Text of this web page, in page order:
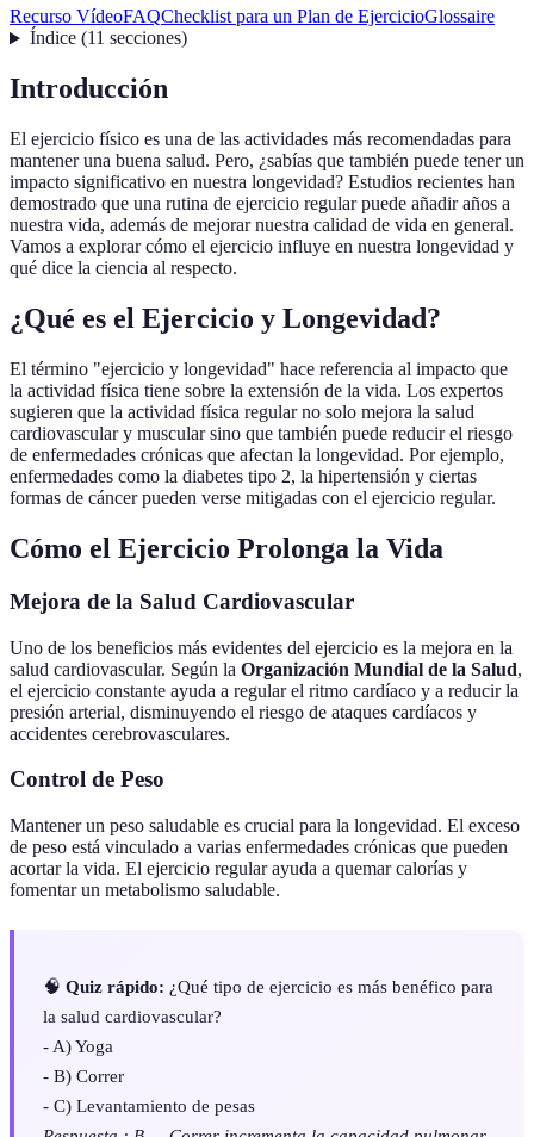
Recurso VídeoFAQChecklist para un Plan de EjercicioGlossaire
Índice(11 secciones)
Introducción
El ejercicio físico es una de las actividades más recomendadas para
mantener una buena salud. Pero, ¿sabías que también puede tener un
impacto significativo en nuestra longevidad? Estudios recientes han
demostrado que una rutina de ejercicio regular puede añadir años a
nuestra vida, además de mejorar nuestra calidad de vida en general.
Vamos a explorar cómo el ejercicio influye en nuestra longevidad y
qué dice la ciencia al respecto.
¿Qué es el Ejercicio y Longevidad?
El término "ejercicio y longevidad" hace referencia al impacto que
la actividad física tiene sobre la extensión de la vida. Los expertos
sugieren que la actividad física regular no solo mejora la salud
cardiovascular y muscular sino que también puede reducir el riesgo
de enfermedades crónicas que afectan la longevidad. Por ejemplo,
enfermedades como la diabetes tipo 2, la hipertensión y ciertas
formas de cáncer pueden verse mitigadas con el ejercicio regular.
Cómo el Ejercicio Prolonga la Vida
Mejora de la Salud Cardiovascular
Uno de los beneficios más evidentes del ejercicio es la mejora en la
salud cardiovascular. Según la Organización Mundial de la Salud,
el ejercicio constante ayuda a regular el ritmo cardíaco y a reducir la
presión arterial, disminuyendo el riesgo de ataques cardíacos y
accidentes cerebrovasculares.
Control de Peso
Mantener un peso saludable es crucial para la longevidad. El exceso
de peso está vinculado a varias enfermedades crónicas que pueden
acortar la vida. El ejercicio regular ayuda a quemar calorías y
fomentar un metabolismo saludable.
🧠 Quiz rápido: ¿Qué tipo de ejercicio es más benéfico para
la salud cardiovascular?
- A) Yoga
- B) Correr
- C) Levantamiento de pesas